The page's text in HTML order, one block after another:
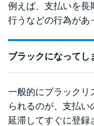
例えば、支払いを長
行うなどの行為があ
ブラックになってし
一般的にブラックリ
られるのが、支払い
延滞してすぐに登録